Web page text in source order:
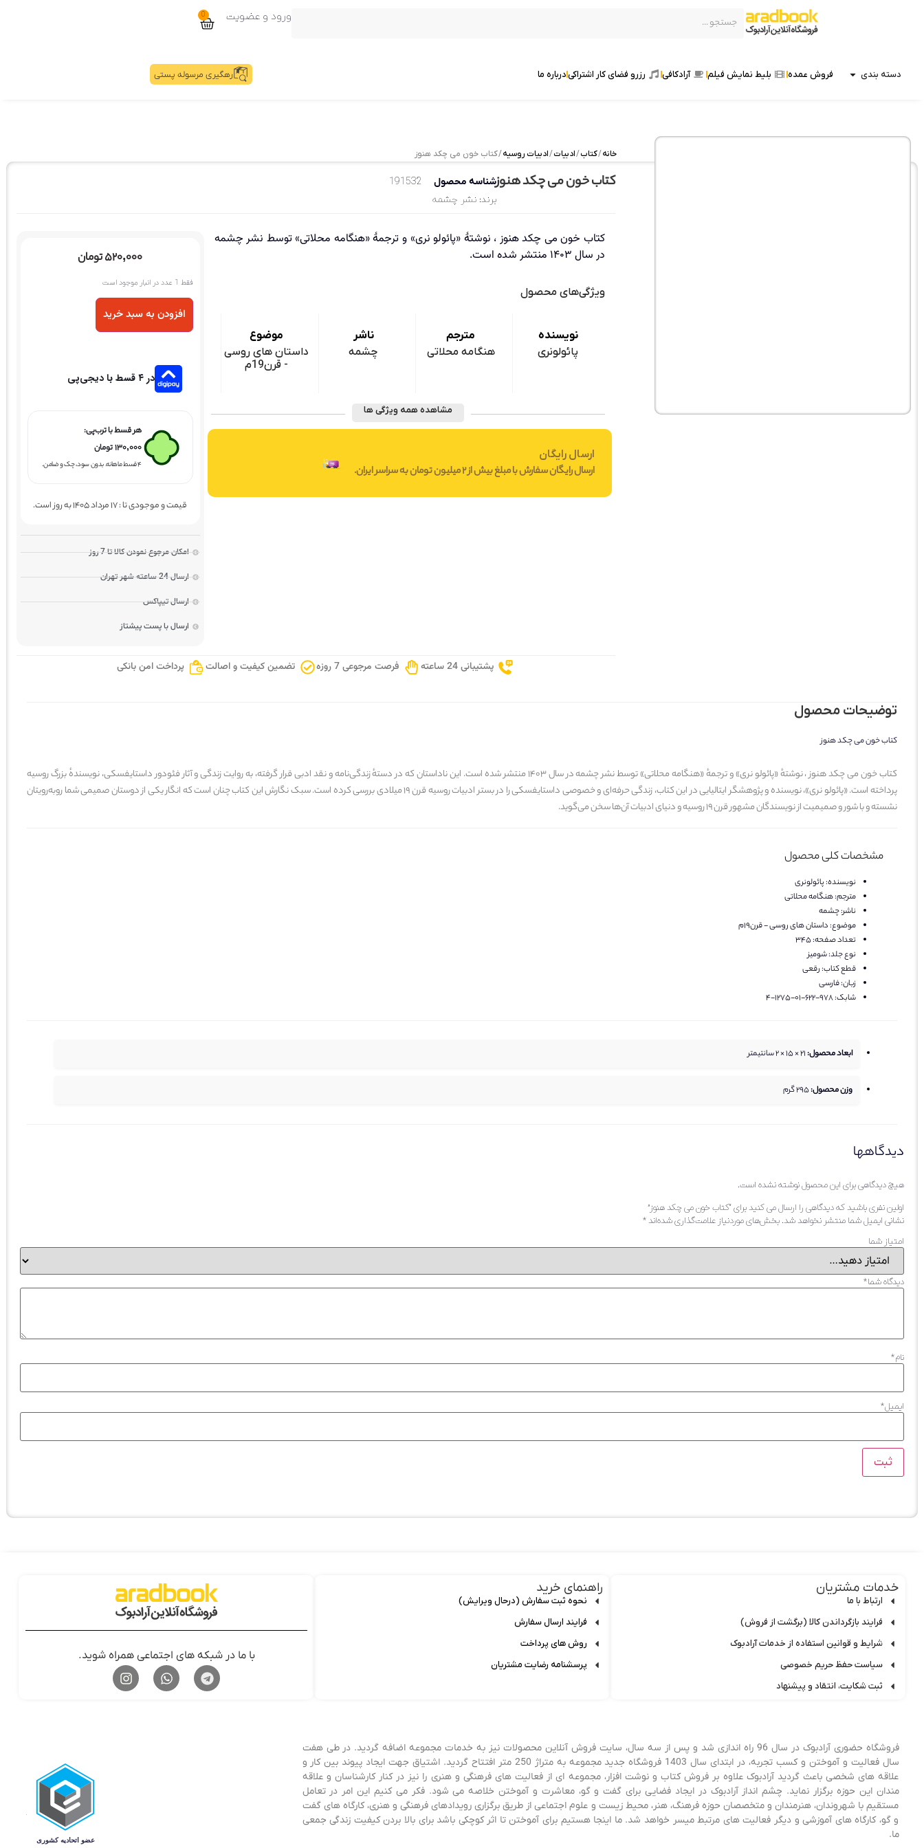
ورود و عضویت 0
دسته بندی رهگیری مرسوله پستی فروش عمده بلیط نمایش فیلم آرادکافی رزرو فضای کار اشتراکیدرباره ما
خانه/کتاب/ادبیات/ادبیات روسیه/ کتاب خون می چکد هنوز
کتاب خون می چکد هنوزشناسه محصول
191532
برند:نشر چشمه
کتاب خون می چکد هنوز ، نوشتهٔ «پائولو نری» و ترجمهٔ «هنگامه محلاتی» توسط نشر چشمه
در سال ۱۴۰۳ منتشر شده است.
ویژگی‌های محصول
نویسنده
پائولونری
مترجم
هنگامه محلاتی
ناشر
چشمه
موضوع
داستان های روسی
- قرن19م
مشاهده همه ویژگی ها
ارسال رایگان
ارسال رایگان سفارش با مبلغ بیش از 2 میلیون تومان به سراسر ایران.
۵۲۰,۰۰۰تومان
فقط 1 عدد در انبار موجود است
افزودن به سبد خرید
در ۴ قسط با دیجی‌پی
هر قسط با ترب‌پی:
۱۳۰,۰۰۰تومان
۴ قسط ماهانه. بدون سود، چک و ضامن.
قیمت و موجودی تا : 17 مرداد 1405 به روز است.
امکان مرجوع نمودن کالا تا 7 روز
ارسال 24 ساعته شهر تهران
ارسال تیپاکس
ارسال با پست پیشتاز
پشتیبانی 24 ساعته فرصت مرجوعی 7 روزه تضمین کیفیت و اصالت پرداخت امن بانکی
توضیحات محصول
کتاب خون می چکد هنوز
کتاب خون می چکد هنوز ، نوشتهٔ «پائولو نری» و ترجمهٔ «هنگامه محلاتی» توسط نشر چشمه در سال ۱۴۰۳ منتشر شده است. این ناداستان که در دستهٔ زندگی‌نامه و نقد ادبی قرار گرفته، به روایت زندگی و آثار فئودور داستایفسکی، نویسندهٔ بزرگ روسیه
پرداخته است. «پائولو نری»، نویسنده و پژوهشگر ایتالیایی در این کتاب، زندگی حرفه‌ای و خصوصی داستایفسکی را در بستر ادبیات روسیه قرن ۱۹ میلادی بررسی کرده است. سبک نگارش این کتاب چنان است که انگار یکی از دوستان صمیمی شما روبه‌رویتان
نشسته و با شور و صمیمیت از نویسندگان مشهور قرن ۱۹ روسیه و دنیای ادبیات آن‌ها سخن می‌گوید.
مشخصات کلی محصول
نویسنده:پائولونری
مترجم:هنگامه محلاتی
ناشر:چشمه
موضوع:داستان های روسی - قرن19م
تعداد صفحه:
نوع جلد:شومیز
قطع کتاب:رقعی
زبان:فارسی
شابک:
ابعاد محصول:21 × 15 × 2 سانتیمتر
وزن محصول:295گرم
دیدگاهها
هیچ دیدگاهی برای این محصول نوشته نشده است.
اولین نفری باشید که دیدگاهی را ارسال می کنید برای “کتاب خون می چکد هنوز”
نشانی ایمیل شما منتشر نخواهد شد. بخش‌های موردنیاز علامت‌گذاری شده‌اند*
امتیاز شما
دیدگاه شما*
نام*
ایمیل*
خدمات مشتریان
ارتباط با ما
فرایند بازگرداندن کالا (برگشت از فروش)
شرایط و قوانین استفاده از خدمات آرادبوک
سیاست حفظ حریم خصوصی
ثبت شکایت، انتقاد و پیشنهاد
راهنمای خرید
نحوه ثبت سفارش (درحال ویرایش)
فرایند ارسال سفارش
روش های پرداخت
پرسشنامه رضایت مشتریان
با ما در شبکه های اجتماعی همراه شوید.
فروشگاه حضوری آرادبوک در سال 96 راه اندازی شد و پس از سه سال، سایت فروش آنلاین محصولات نیز به خدمات مجموعه اضافه گردید. در طی هفت
سال فعالیت و آموختن و کسب تجربه، در ابتدای سال 1403 فروشگاه جدید مجموعه به متراژ 250 متر افتتاح گردید. اشتیاق جهت ایجاد پیوند بین کار و
علاقه های شخصی باعث گردید آرادبوک علاوه بر فروش کتاب و نوشت افزار، مجموعه ای از فعالیت های فرهنگی و هنری را نیز در کنار کارشناسان و علاقه
مندان این حوزه برگزار نماید. چشم انداز آرادبوک در ایجاد فضایی برای گفت و گو، معاشرت و آموختن خلاصه می شود. فکر می کنیم این امر در تعامل
مستقیم با شهروندان، هنرمندان و متخصصان حوزه فرهنگ، هنر، محیط زیست و علوم اجتماعی از طریق برگزاری رویدادهای فرهنگی و هنری، کارگاه های گفت
و گو، کارگاه های آموزشی و دیگر فعالیت های مرتبط میسر خواهد شد. ما اینجا هستیم برای آموختن تا اثر کوچکی باشد برای بالا بردن کیفیت زندگی جمعی
ما.